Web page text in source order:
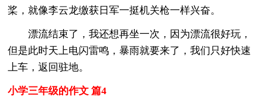
桨，就像李云龙缴获日军一挺机关枪一样兴奋。
漂流结束了，我还想再坐一次，因为漂流很好玩，
但是此时天上电闪雷鸣，暴雨就要来了，我们只好快速
上车，返回驻地。
小学三年级的作文 篇4